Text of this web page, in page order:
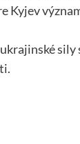
Kyjev
sily